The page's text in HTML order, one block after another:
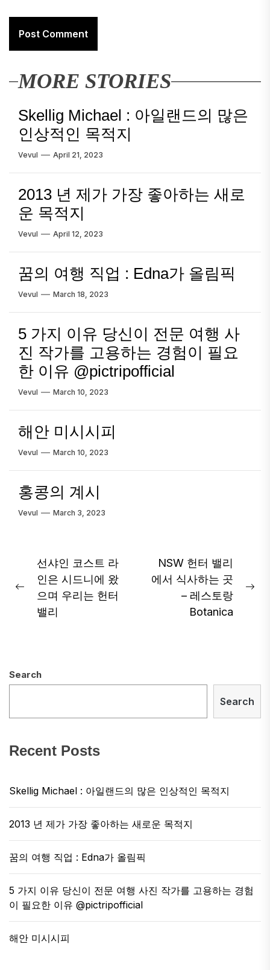
MORE STORIES
Skellig Michael : 아일랜드의 많은
인상적인 목적지
Vevul April 21, 2023
2013 년 제가 가장 좋아하는 새로
운 목적지
Vevul April 12, 2023
꿈의 여행 직업 : Edna가 올림픽
Vevul March 18, 2023
5 가지 이유 당신이 전문 여행 사
진 작가를 고용하는 경험이 필요
한 이유 @pictripofficial
Vevul March 10, 2023
해안 미시시피
Vevul March 10, 2023
홍콩의 계시
Vevul March 3, 2023
Post
navigation
Previous
post:
선샤인 코스트 라
인은 시드니에 왔
으며 우리는 헌터
밸리
NSW 헌터 밸리
에서 식사하는 곳
– 레스토랑
Botanica
Search
Search
Recent Posts
Skellig Michael : 아일랜드의 많은 인상적인 목적지
2013 년 제가 가장 좋아하는 새로운 목적지
꿈의 여행 직업 : Edna가 올림픽
5 가지 이유 당신이 전문 여행 사진 작가를 고용하는 경험
이 필요한 이유 @pictripofficial
해안 미시시피